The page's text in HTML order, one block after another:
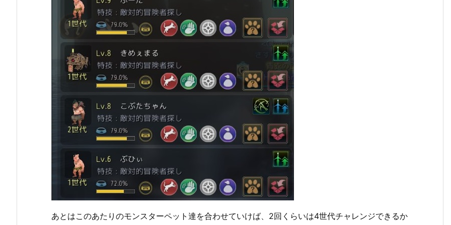
あとはこのあたりのモンスターペット達を合わせていけば、2回くらいは4世代チャレンジできるか